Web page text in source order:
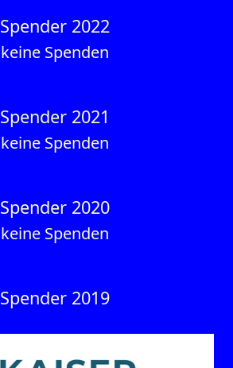
Spender 2022
keine Spenden
Spender 2021
keine Spenden
Spender 2020
keine Spenden
Spender 2019